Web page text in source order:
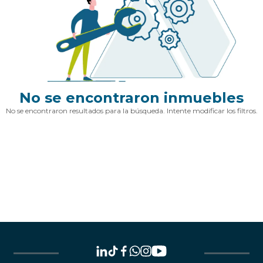
No se encontraron inmuebles
No se encontraron resultados para la búsqueda. Intente modificar los filtros.